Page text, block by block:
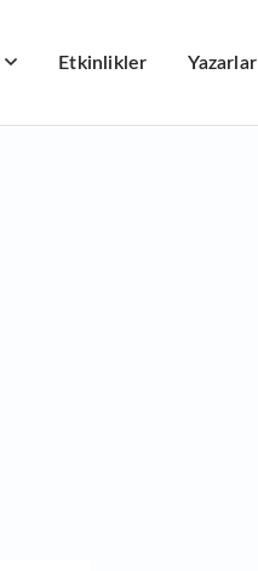
Etkinlikler Yazarlar